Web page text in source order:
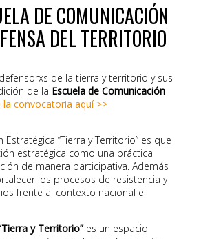
DE COMUNICACIÓN
DEL TERRITORIO
de la tierra y territorio y sus
de la Escuela de Comunicación
la convocatoria aquí >>
“Tierra y Territorio” es que
estratégica como una práctica
de manera participativa. Además
los procesos de resistencia y
frente al contexto nacional e
y Territorio”es un espacio